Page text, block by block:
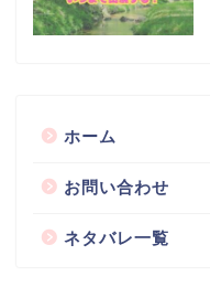
ホーム
お問い合わせ
ネタバレ一覧